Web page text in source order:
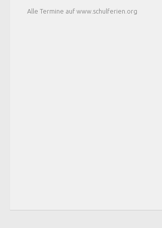
Alle Termine auf www.schulferien.org